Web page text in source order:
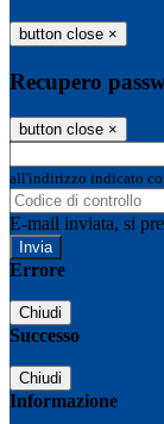
button close ×
Recupero
button close ×
all'indirizzo indicato
E-mail inviata, si
Errore
Chiudi
Successo
Chiudi
Informazione